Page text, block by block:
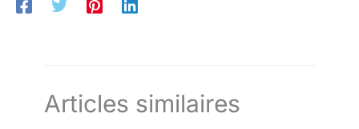
Articles similaires